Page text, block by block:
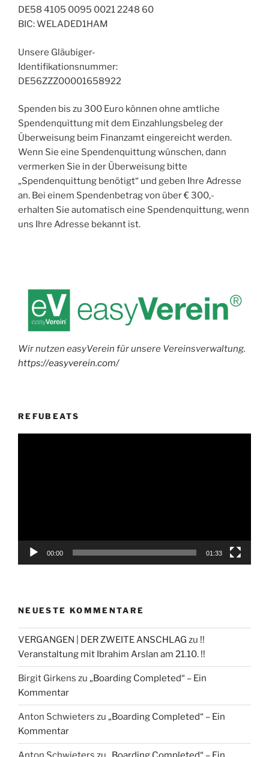
DE58 4105 0095 0021 2248 60
BIC: WELADED1HAM
Unsere Gläubiger-
Identifikationsnummer:
DE56ZZZ00001658922
Spenden bis zu 300 Euro können ohne amtliche
Spendenquittung mit dem Einzahlungsbeleg der
Überweisung beim Finanzamt eingereicht werden.
Wenn Sie eine Spendenquittung wünschen, dann
vermerken Sie in der Überweisung bitte
„Spendenquittung benötigt“ und geben Ihre Adresse
an. Bei einem Spendenbetrag von über € 300,-
erhalten Sie automatisch eine Spendenquittung, wenn
uns Ihre Adresse bekannt ist.
Wir nutzen easyVerein für unsere Vereinsverwaltung.
https://easyverein.com/
REFUBEATS
00:00 01:33
NEUESTE KOMMENTARE
VERGANGEN | DER ZWEITE ANSCHLAG zu !!
Veranstaltung mit Ibrahim Arslan am 21.10. !!
Birgit Girkens zu „Boarding Completed“ – Ein
Kommentar
Anton Schwieters zu „Boarding Completed“ – Ein
Kommentar